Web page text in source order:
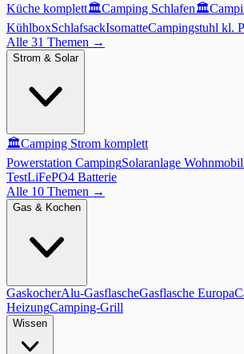
Küche komplett🏛️Camping Schlafen🏛️
KühlboxSchlafsackIsomatteCampingstuhl kl.
Alle 31 Themen →
Strom & Solar
🏛️Camping Strom komplett
Powerstation CampingSolaranlage Wohnmobil
TestLiFePO4 Batterie
Alle 10 Themen →
Gas & Kochen
GaskocherAlu-GasflascheGasflasche Europa
HeizungCamping-Grill
Wissen